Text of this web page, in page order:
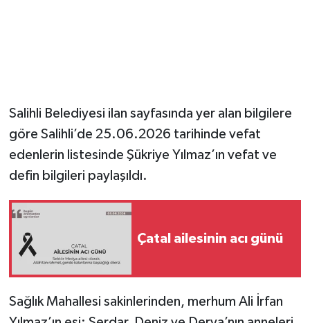
Salihli Belediyesi ilan sayfasında yer alan bilgilere
göre Salihli’de 25.06.2026 tarihinde vefat
edenlerin listesinde Şükriye Yılmaz’ın vefat ve
defin bilgileri paylaşıldı.
Çatal ailesinin acı günü
Sağlık Mahallesi sakinlerinden, merhum Ali İrfan